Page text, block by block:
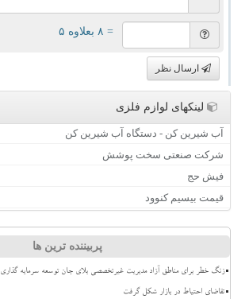
= ۸ بعلاوه ۵
ارسال نظر
لینکهای لوازم فلزی
آب شیرین کن - دستگاه آب شیرین کن
شرکت صنعتی سخت پوشش
فیش حج
قیمت بیسیم کنوود
پربیننده ترین ها
زنگ خطر برای مناطق آزاد مدیریت غیرتخصصی بلای جان توسعه سرمایه گذاری
تقاضای احتیاط در بازار شکل گرفت